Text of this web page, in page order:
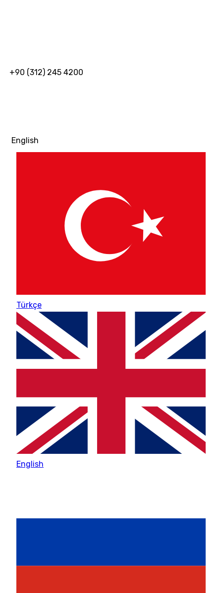
+90 (312) 245 4200
English
Türkçe
English